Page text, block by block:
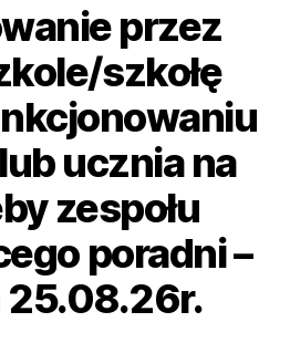
przez
szkołę
ucznia na
zespołu
poradni –